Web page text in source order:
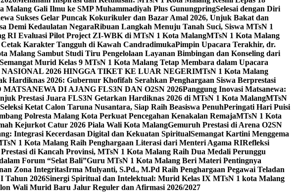
Malang Gali Ilmu ke SMP Muhammadiyah Plus GunungpringSelesai dengan Diri
Sukses Gelar Puncak Kokurikuler dan Bazar Amal 2026, Unjuk Bakat dan
Demi Kedaulatan NegaraRibuan Langkah Menuju Tanah Suci, Siswa MTsN 1
RI Evaluasi Pilot Project ZI-WBK di MTsN 1 Kota MalangMTsN 1 Kota Malang
Karakter Tangguh di Kawah CandradimukaPimpin Upacara Terakhir, dr.
Malang Sambut Studi Tiru Pengelolaan Layanan Bimbingan dan Konseling dari
Semangat Murid Kelas 9 MTsN 1 Kota Malang Tetap Membara dalam Upacara
2026 HINGGA TIKET KE LUAR NEGERIMTsN 1 Kota Malang
Hardiknas 2026: Gubernur Khofifah Serahkan Penghargaan Siswa Berprestasi
DI AJANG FLS3N DAN O2SN 2026Panggung Inovasi Matsanewa:
Prestasi Juara FLS3N Getarkan Hardiknas 2026 di MTsN 1 Kota MalangMTsN
Ketat Calon Taruna Nusantara, Siap Raih Beasiswa PenuhPeringati Hari Puisi
Polresta Malang Kota Perkuat Pencegahan Kenakalan RemajaMTsN 1 Kota
Kejurkot Catur 2026 Piala Wali Kota MalangGemuruh Prestasi di Arena O2SN
Integrasi Kecerdasan Digital dan Kekuatan SpiritualSemangat Kartini Menggema
1 Kota Malang Raih Penghargaan Literasi dari Menteri Agama RIRefleksi
di Kancah Provinsi, MTsN 1 Kota Malang Raih Dua Medali Perunggu
Forum “Selat Bali”Guru MTsN 1 Kota Malang Beri Materi Pentingnya
Zona IntegritasIrma Mulyanti, S.Pd., M.Pd Raih Penghargaan Pegawai Teladan
Tahun 2026Sinergi Spiritual dan Intelektual: Murid Kelas IX MTsN 1 kota Malang
Wali Murid Baru Jalur Reguler dan Afirmasi 2026/2027